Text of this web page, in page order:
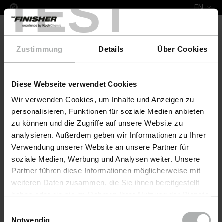
TEST
Zustimmung Details Über Cookies
Diese Webseite verwendet Cookies
Wir verwenden Cookies, um Inhalte und Anzeigen zu
personalisieren, Funktionen für soziale Medien anbieten
zu können und die Zugriffe auf unsere Website zu
analysieren. Außerdem geben wir Informationen zu Ihrer
Verwendung unserer Website an unsere Partner für
soziale Medien, Werbung und Analysen weiter. Unsere
Partner führen diese Informationen möglicherweise mit
weiteren Daten zusammen, die Sie ihnen bereitgestellt
Einstellungen zu den Cookies finden Sie unter
Notwendig
EN
Complete Leather Repair Set ADA